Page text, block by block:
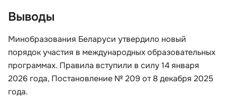
Выводы
Минобразования Беларуси утвердило новый
порядок участия в международных образовательных
программах. Правила вступили в силу 14 января
2026 года, Постановление № 209 от 8 декабря 2025
года.